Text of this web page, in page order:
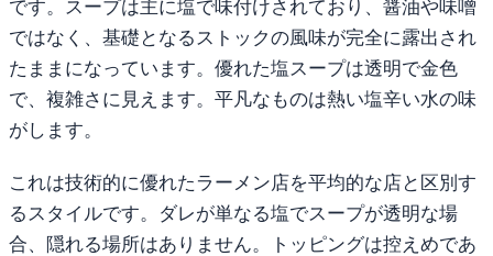
です。スープは主に塩で味付けされており、醤油や味噌
ではなく、基礎となるストックの風味が完全に露出され
たままになっています。優れた塩スープは透明で金色
で、複雑さに見えます。平凡なものは熱い塩辛い水の味
がします。
これは技術的に優れたラーメン店を平均的な店と区別す
るスタイルです。ダレが単なる塩でスープが透明な場
合、隠れる場所はありません。トッピングは控えめであ